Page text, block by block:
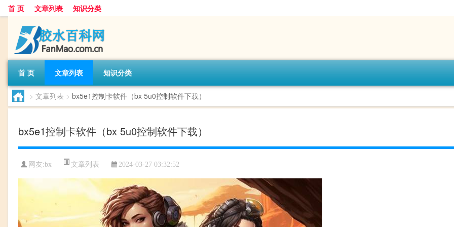
首 页 文章列表 知识分类
首 页 文章列表 知识分类
> 文章列表 > bx5e1控制卡软件（bx 5u0控制软件下载）
bx5e1控制卡软件（bx 5u0控制软件下载）
网友:bx 文章列表 2024-03-27 03:32:52